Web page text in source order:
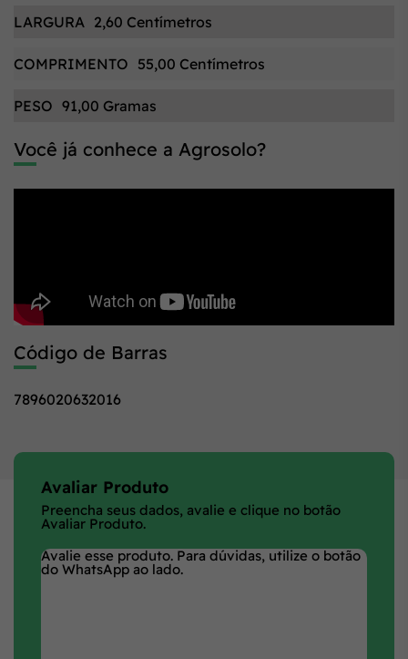
LARGURA 2,60 Centímetros
COMPRIMENTO 55,00 Centímetros
PESO 91,00 Gramas
Você já conhece a Agrosolo?
Código de Barras
7896020632016
Avaliar Produto
Preencha seus dados, avalie e clique no botão
Avaliar Produto.